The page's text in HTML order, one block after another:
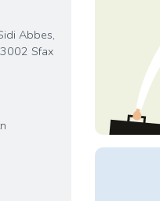
Abbes,
Sfax